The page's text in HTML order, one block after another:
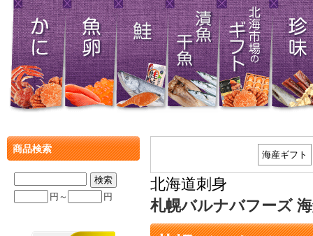
海産ギフト
北海道刺身
札幌バルナバフーズ
商品検索
円～ 円